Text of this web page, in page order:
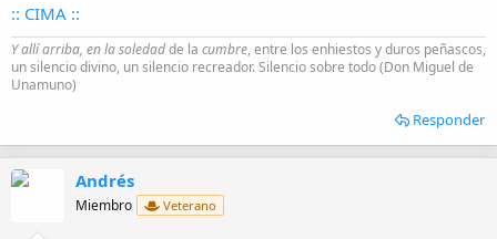
:: CIMA ::
Y allí arriba, en la soledadde la cumbre, entre los enhiestos y duros peñascos,
un silencio divino, un silencio recreador. Silencio sobre todo (Don Miguel de
Unamuno)
Responder
Andrés
Miembro Veterano